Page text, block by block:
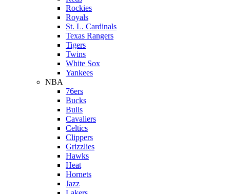
Rockies
Royals
St. L. Cardinals
Texas Rangers
Tigers
Twins
White Sox
Yankees
NBA
76ers
Bucks
Bulls
Cavaliers
Celtics
Clippers
Grizzlies
Hawks
Heat
Hornets
Jazz